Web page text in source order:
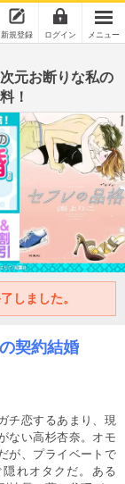
新規登録 ログイン メニュー
元お断りな私の
！
しました。
契約結婚
チ恋するあまり、現
ない高杉杏奈。オモ
が、プライベートで
れオタクだ。ある